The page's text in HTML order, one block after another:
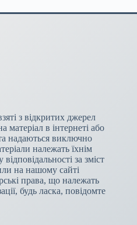
з відкритих джерел
в інтернеті або
надаються виключно
належать їхнім
за зміст
на нашому сайті
права, що належать
будь ласка, повідомте